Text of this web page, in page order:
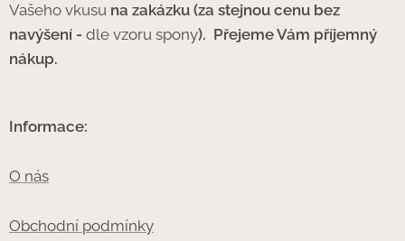
Vašeho vkusu na zakázku (za stejnou cenu bez
navýšení - dle vzoru spony). Přejeme Vám příjemný
nákup.
Informace:
O nás
Obchodní podmínky